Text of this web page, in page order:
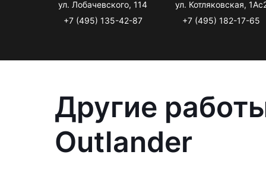
ул. Лобачевского, 114
+7 (495) 135-42-87
ул. Котляковская,
+7 (495) 182-17-65
Другие
Outlander